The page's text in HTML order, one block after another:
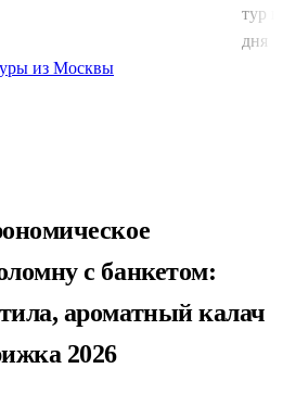
тур
дня
из Москвы
с банкетом:
ароматный калач
2026